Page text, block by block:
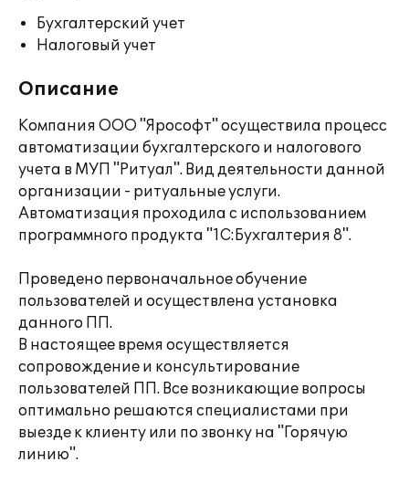
Бухгалтерский учет
Налоговый учет
Описание
Компания ООО "Ярософт" осуществила процесс
автоматизации бухгалтерского и налогового
учета в МУП "Ритуал". Вид деятельности данной
организации - ритуальные услуги.
Автоматизация проходила с использованием
программного продукта "1С:Бухгалтерия 8".
Проведено первоначальное обучение
пользователей и осуществлена установка
данного ПП.
В настоящее время осуществляется
сопровождение и консультирование
пользователей ПП. Все возникающие вопросы
оптимально решаются специалистами при
выезде к клиенту или по звонку на "Горячую
линию".